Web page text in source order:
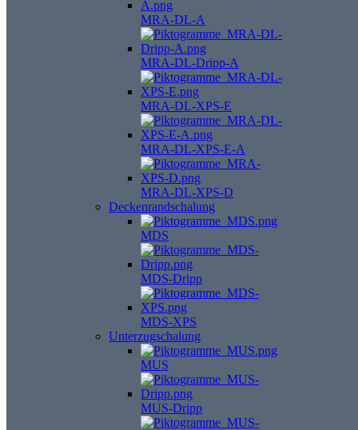
MRA-DL-A
MRA-DL-Dripp-A
MRA-DL-XPS-E
MRA-DL-XPS-E-A
MRA-DL-XPS-D
Deckenrandschalung
MDS
MDS-Dripp
MDS-XPS
Unterzugschalung
MUS
MUS-Dripp